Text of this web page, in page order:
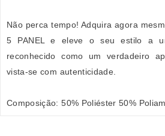
Não perca tempo! Adquira agora
5 PANEL e eleve o seu estilo a
reconhecido como um verdadeiro
vista-se com autenticidade.
Composição: 50% Poliéster 50%